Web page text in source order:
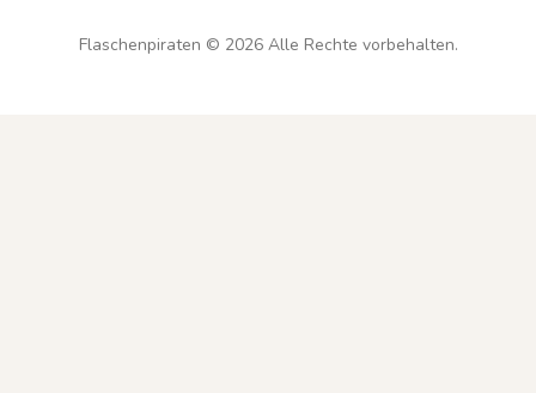
Flaschenpiraten © 2026Alle Rechte vorbehalten.